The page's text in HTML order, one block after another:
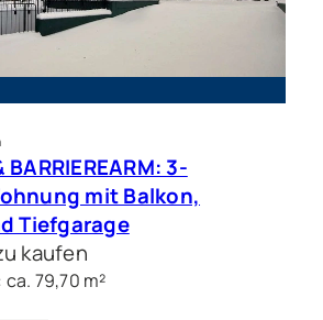
zu mieten in
AM SEE: Schöne
in Ellerau
BARRIEREARM: 3-
mit Balkon,
Tiefgarage
kaufen
79,70 m²